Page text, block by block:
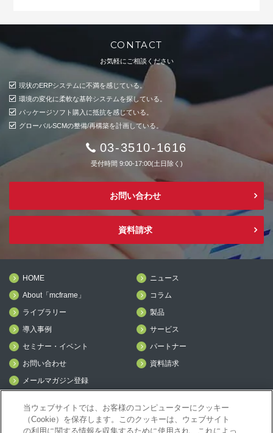
CONTACT
お気軽にご相談ください
現状のERPシステムに不満を感じている。
環境の変化に柔軟な基幹システムを探している。
パッケージソフト購入に抵抗を感じている。
グローバルSCMの整備/再構築を計画している。
03-3510-1616
受付時間 9:00-17:00(土日除く)
お問い合わせ
資料請求
HOME
ニュース
About「mcframe」
コラム
ライブラリー
製品
導入事例
サービス
セミナー・イベント
パートナー
お問い合わせ
資料請求
メールマガジン登録
当ウェブサイトでは、お客様のコンピューターにクッキー
（Cookie）を保存します。このクッキーは、ウェブサイト
の利用に関する情報を収集するために使用され、これによっ